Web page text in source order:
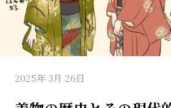
動
2025年 3月 26日